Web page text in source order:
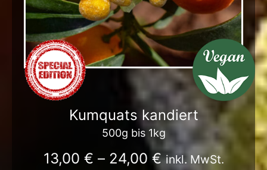
Kumquats kandiert
500g bis 1kg
13,00 € – 24,00 € inkl. MwSt.